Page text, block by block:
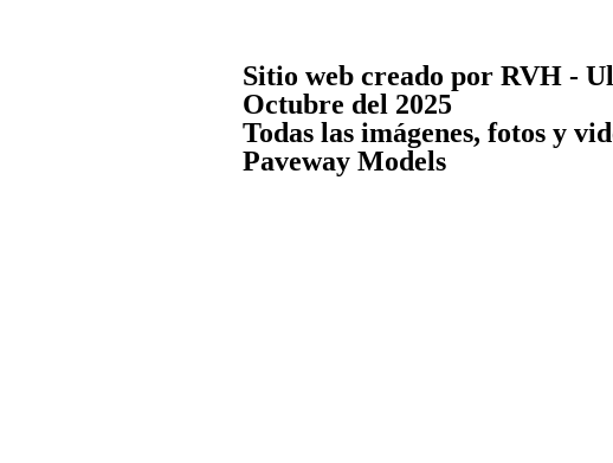
Sitio web creado por RVH -
Octubre del 2025
Todas las imágenes, fotos y
Paveway Models